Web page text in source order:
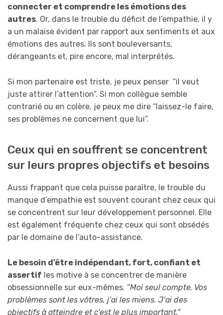
connecter et comprendre les émotions des
autres. Or, dans le trouble du déficit de l’empathie, il y
a un malaise évident par rapport aux sentiments et aux
émotions des autres. Ils sont bouleversants,
dérangeants et, pire encore, mal interprétés.
Si mon partenaire est triste, je peux penser “il veut
juste attirer l’attention”. Si mon collègue semble
contrarié ou en colère, je peux me dire “laissez-le faire,
ses problèmes ne concernent que lui”.
Ceux qui en souffrent se concentrent
sur leurs propres objectifs et besoins
Aussi frappant que cela puisse paraître, le trouble du
manque d’empathie est souvent courant chez ceux qui
se concentrent sur leur développement personnel. Elle
est également fréquente chez ceux qui sont obsédés
par le domaine de l’auto-assistance.
Le besoin d’être indépendant, fort, confiant et
assertif les motive à se concentrer de manière
obsessionnelle sur eux-mêmes. “Moi seul compte. Vos
problèmes sont les vôtres, j’ai les miens. J’ai des
objectifs à atteindre et c’est le plus important.”